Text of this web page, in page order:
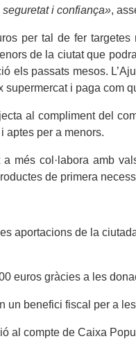
seguretat i confiança»,
per tal de fer
de la ciutat que
els passats mesos.
i paga com
al compliment del
aptes per a menors.
més col·labora amb
de primera
aportacions de la
euros gràcies a les
un benefici fiscal per a
al compte de Caixa